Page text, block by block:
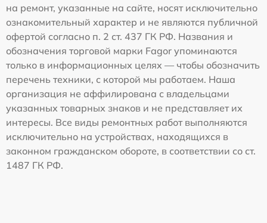
на ремонт, указанные на сайте, носят исключительно
ознакомительный характер и не являются публичной
офертой согласно п. 2 ст. 437 ГК РФ. Названия и
обозначения торговой марки Fagor упоминаются
только в информационных целях — чтобы обозначить
перечень техники, с которой мы работаем. Наша
организация не аффилирована с владельцами
указанных товарных знаков и не представляет их
интересы. Все виды ремонтных работ выполняются
исключительно на устройствах, находящихся в
законном гражданском обороте, в соответствии со ст.
1487 ГК РФ.